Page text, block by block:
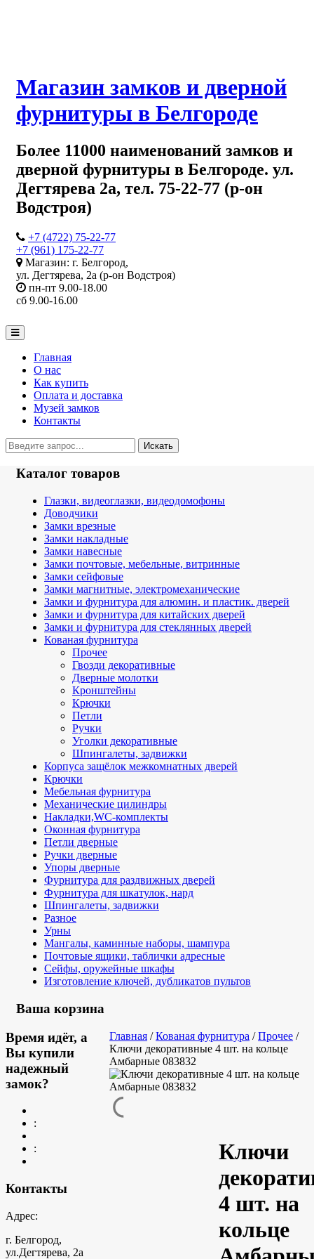
Магазин замков и дверной
фурнитуры в Белгороде
Более 11000 наименований замков и
дверной фурнитуры в Белгороде. ул.
Дегтярева 2а, тел. 75-22-77 (р-он
Водстроя)
+7 (4722) 75-22-77
+7 (961) 175-22-77
Магазин: г. Белгород,
ул. Дегтярева, 2а (р-он Водстроя)
пн-пт 9.00-18.00
сб 9.00-16.00
Главная
О нас
Как купить
Оплата и доставка
Музей замков
Контакты
Каталог товаров
Глазки, видеоглазки, видеодомофоны
Доводчики
Замки врезные
Замки накладные
Замки навесные
Замки почтовые, мебельные, витринные
Замки сейфовые
Замки магнитные, электромеханические
Замки и фурнитура для алюмин. и пластик. дверей
Замки и фурнитура для китайских дверей
Замки и фурнитура для стеклянных дверей
Кованая фурнитура
Прочее
Гвозди декоративные
Дверные молотки
Кронштейны
Крючки
Петли
Ручки
Уголки декоративные
Шпингалеты, задвижки
Корпуса защёлок межкомнатных дверей
Крючки
Мебельная фурнитура
Механические цилиндры
Накладки,WC-комплекты
Оконная фурнитура
Петли дверные
Ручки дверные
Упоры дверные
Фурнитура для раздвижных дверей
Фурнитура для шкатулок, нард
Шпингалеты, задвижки
Разное
Урны
Мангалы, каминные наборы, шампура
Почтовые ящики, таблички адресные
Сейфы, оружейные шкафы
Изготовление ключей, дубликатов пультов
Ваша корзина
Главная / Кованая фурнитура / Прочее /
Ключи декоративные 4 шт. на кольце
Амбарные 083832
Ключи
4 шт. на
кольце
Время идёт, а
Вы купили
надежный
замок?
:
:
Контакты
Адрес:
г. Белгород,
ул.Дегтярева, 2а